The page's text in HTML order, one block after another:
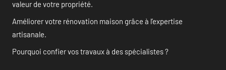
valeur de votre propriété.
Améliorer votre rénovation maison grâce à l’expertise
artisanale.
Pourquoi confier vos travaux à des spécialistes ?